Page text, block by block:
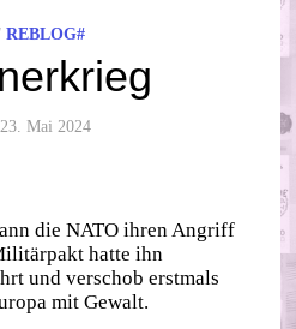
REBLOG#
23. Mai 2024
die NATO ihren Angriff
hatte ihn
und verschob erstmals
mit Gewalt.